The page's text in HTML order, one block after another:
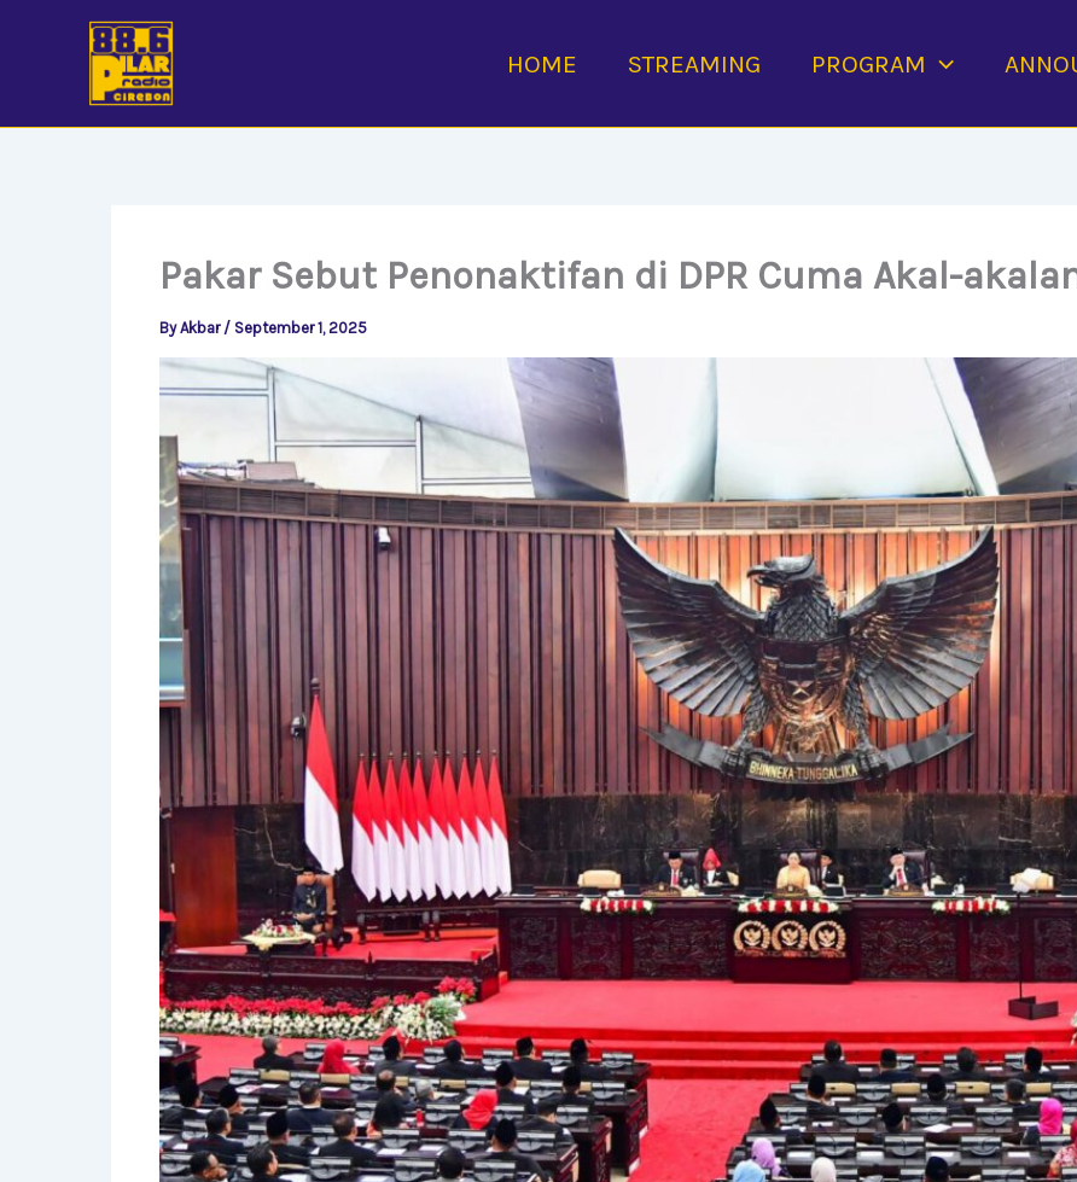
HOME STREAMING PROGRAM
Pakar Sebut Penonaktifan di DPR Cuma Akal-
ByAkbar / September 1, 2025